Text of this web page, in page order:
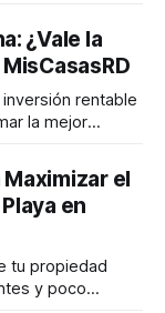
¿Vale la
inversión rentable
la mejor
el
en
tu propiedad
y poco